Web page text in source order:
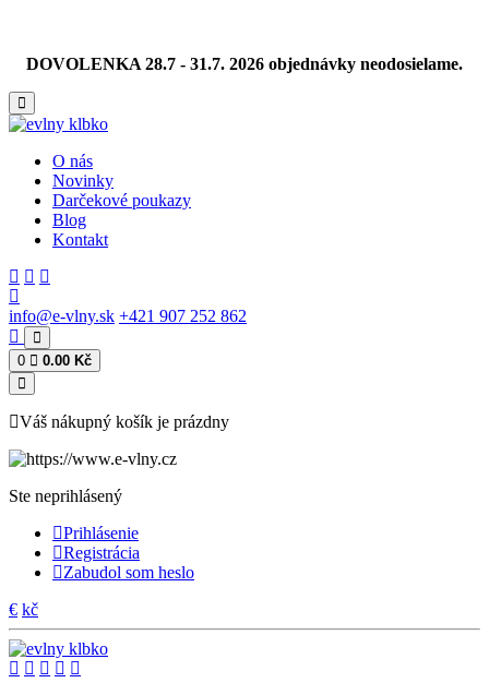
DOVOLENKA 28.7 - 31.7. 2026 objednávky neodosielame.
O nás
Novinky
Darčekové poukazy
Blog
Kontakt
info@e-vlny.sk +421 907 252 862
0 0.00 Kč
Váš nákupný košík je prázdny
Ste neprihlásený
Prihlásenie
Registrácia
Zabudol som heslo
€ kč